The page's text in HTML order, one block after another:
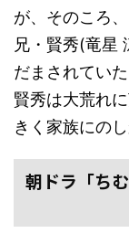
が、そのころ
兄・賢秀(竜星
だまされてい
賢秀は大荒れ
きく家族にの
朝ドラ「ち